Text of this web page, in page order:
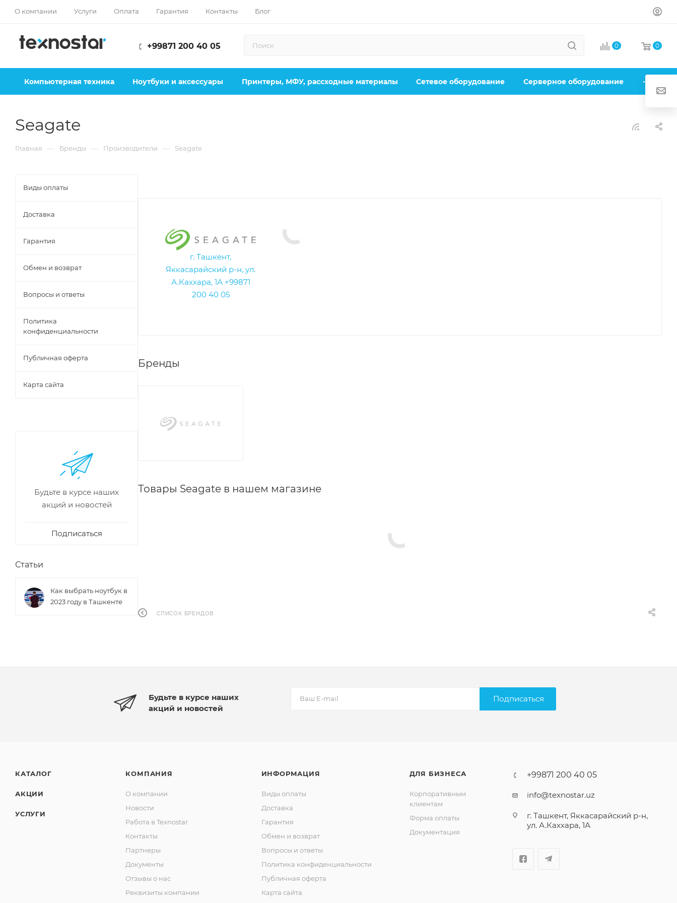
О компании Услуги Оплата Гарантия Контакты Блог
+99871 200 40 05 0 0
Компьютерная техника Ноутбуки и аксессуары Принтеры, МФУ, рассходные материалы Сетевое оборудование Серверное оборудование
Seagate
Главная — Бренды — Производители — Seagate
г. Ташкент,
Яккасарайский р-н, ул.
А.Каххара, 1А +99871
200 40 05
Бренды
Товары Seagate в нашем магазине
СПИСОК БРЕНДОВ
Виды оплаты
Доставка
Гарантия
Обмен и возврат
Вопросы и ответы
Политика
конфиденциальности
Публичная оферта
Карта сайта
Будьте в курсе наших
акций и новостей
Подписаться
Статьи
Как выбрать ноутбук в
2023 году в Ташкенте
Будьте в курсе наших
акций и новостей
Подписаться
КАТАЛОГ
АКЦИИ
УСЛУГИ
КОМПАНИЯ
О компании
Новости
Работа в Texnostar
Контакты
Партнеры
Документы
Отзывы о нас
Реквизиты компании
ИНФОРМАЦИЯ
Виды оплаты
Доставка
Гарантия
Обмен и возврат
Вопросы и ответы
Политика конфиденциальности
Публичная оферта
Карта сайта
ДЛЯ БИЗНЕСА
Корпоративным
клиентам
Форма оплаты
Документация
+99871 200 40 05
info@texnostar.uz
г. Ташкент, Яккасарайский р-н,
ул. А.Каххара, 1А